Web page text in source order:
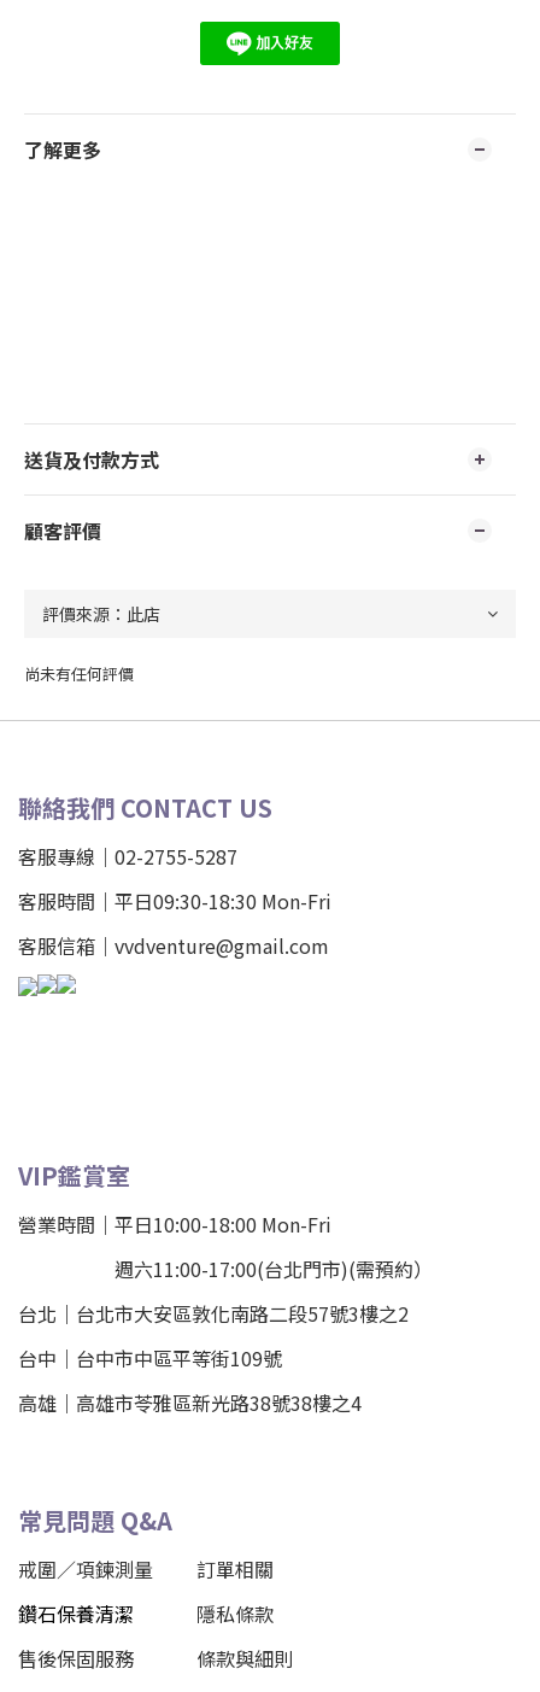
了解更多
送貨及付款方式
顧客評價
尚未有任何評價
聯絡我們 CONTACT US
客服專線｜02-2755-5287
客服時間｜平日09:30-18:30 Mon-Fri
客服信箱｜vvdventure@gmail.com
VIP鑑賞室
營業時間｜平日10:00-18:00 Mon-Fri
週六11:00-17:00(台北門市)(需預約）
台北 ｜ 台北市大安區敦化南路二段57號3樓之2
台中｜ 台中市中區平等街109號
高雄｜ 高雄市苓雅區新光路38號38樓之4
常見問題 Q&A
戒圍／項鍊測量
訂單相關
鑽石保養清潔
隱私條款
售後保固服務
條款與細則